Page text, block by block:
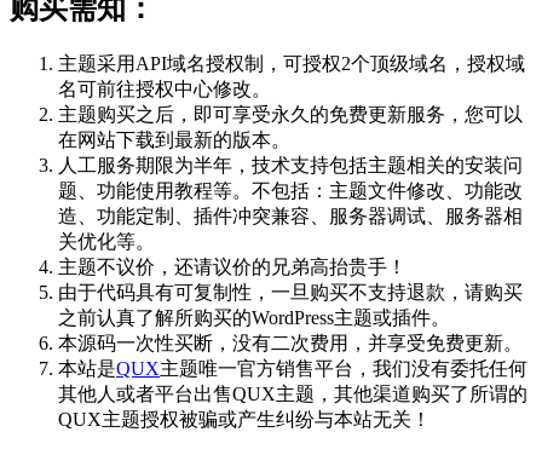
购买需知：
主题采用API域名授权制，可授权2个顶级域名，授权域
名可前往授权中心修改。
主题购买之后，即可享受永久的免费更新服务，您可以
在网站下载到最新的版本。
人工服务期限为半年，技术支持包括主题相关的安装问
题、功能使用教程等。不包括：主题文件修改、功能改
造、功能定制、插件冲突兼容、服务器调试、服务器相
关优化等。
主题不议价，还请议价的兄弟高抬贵手！
由于代码具有可复制性，一旦购买不支持退款，请购买
之前认真了解所购买的WordPress主题或插件。
本源码一次性买断，没有二次费用，并享受免费更新。
本站是QUX主题唯一官方销售平台，我们没有委托任何
其他人或者平台出售QUX主题，其他渠道购买了所谓的
QUX主题授权被骗或产生纠纷与本站无关！